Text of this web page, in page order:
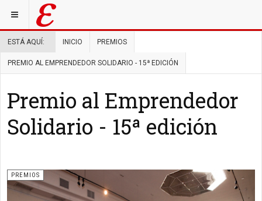
ESTÁ AQUÍ: INICIO PREMIOS
PREMIO AL EMPRENDEDOR SOLIDARIO - 15ª EDICIÓN
Premio al Emprendedor
Solidario - 15ª edición
PREMIOS